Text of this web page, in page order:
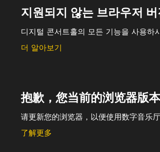
지원되지 않는 브라우저
디지털 콘서트홀의 모든 기능을 사용하
더 알아보기
抱歉，您当前的浏览器版
请更新您的浏览器，以便使用数字音乐厅
了解更多